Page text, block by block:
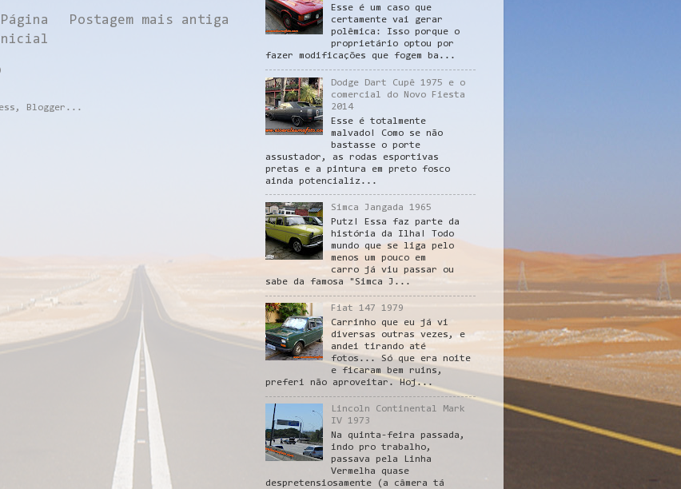
Postagem mais antiga
Página
Esse é um caso que
certamente vai gerar
polêmica: Isso porque o
proprietário optou por
fazer modificações que fogem ba...
Dodge Dart Cupê 1975 e o
comercial do Novo Fiesta
2014
Esse é totalmente
malvado! Como se não
bastasse o porte
assustador, as rodas esportivas
pretas e a pintura em preto fosco
ainda potencializ...
Simca Jangada 1965
Putz! Essa faz parte da
história da Ilha! Todo
mundo que se liga pelo
menos um pouco em
carro já viu passar ou
sabe da famosa "Simca J...
Fiat 147 1979
Carrinho que eu já vi
diversas outras vezes, e
andei tirando até
fotos... Só que era noite
e ficaram bem ruins,
preferi não aproveitar. Hoj...
Lincoln Continental Mark
IV 1973
Na quinta-feira passada,
indo pro trabalho,
passava pela Linha
Vermelha quase
despretensiosamente (a câmera tá